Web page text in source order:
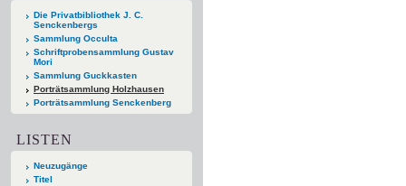
Die Privatbibliothek J. C.
Senckenbergs
Sammlung Occulta
Schriftprobensammlung Gustav
Mori
Sammlung Guckkasten
Porträtsammlung Holzhausen
Porträtsammlung Senckenberg
LISTEN
Neuzugänge
Titel